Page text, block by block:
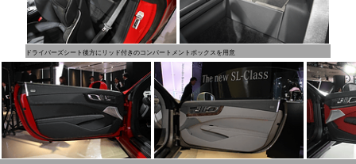
ドライバーズシート後方にリッド付きのコンパートメントボックスを用意